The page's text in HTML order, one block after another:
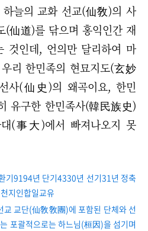
늘의 교화 선교(仙敎)의 사
(仙道)를 닦으며 홍익인간 재
것인데, 언의만 달리하여 마
리 한민족의 현묘지도(玄妙
사(仙史)의 왜곡이요, 한민
유구한 한민족사(韓民族史)
(事大)에서 빠져나오지 못
기9194년 단기4330년 선기31년 정축
지인합일교유
교 교단(仙敎敎團)에 포함된 단체와 선
포괄적으로는 하느님(桓因)을 섬기며